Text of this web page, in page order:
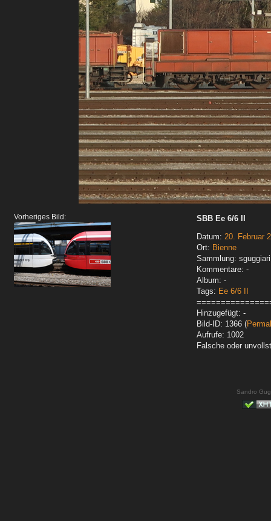
Vorheriges Bild:
SBB Ee 6/6 II
Datum: 20. Februar
Ort: Bienne
Sammlung:
Kommentare: -
Album: -
Tags: Ee 6/6 II
Hinzugefügt: -
Bild-ID: 1366 (
Aufrufe: 1002
Falsche oder
Sandro